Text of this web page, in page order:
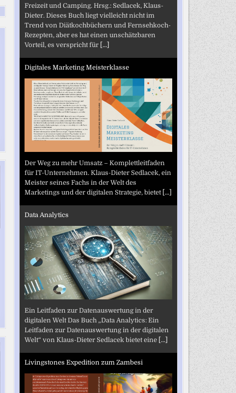
Freizeit und Camping. Hrsg.: Sedlacek, Klaus-
Dieter. Dieses Buch liegt vielleicht nicht im
Trend von Diätkochbüchern und Fernsehkoch-
Rezepten, aber es hat einen unschätzbaren
Vorteil, es verspricht für [...]
Digitales Marketing Meisterklasse
Der Weg zu mehr Umsatz – Komplettleitfaden
für IT-Unternehmen. Klaus-Dieter Sedlacek, ein
Meister seines Fachs in der Welt des
Marketings und der digitalen Strategie, bietet [...]
Data Analytics
Ein Leitfaden zur Datenauswertung in der
digitalen Welt Das Buch „Data Analytics: Ein
Leitfaden zur Datenauswertung in der digitalen
Welt“ von Klaus-Dieter Sedlacek bietet eine [...]
Livingstones Expedition zum Zambesi